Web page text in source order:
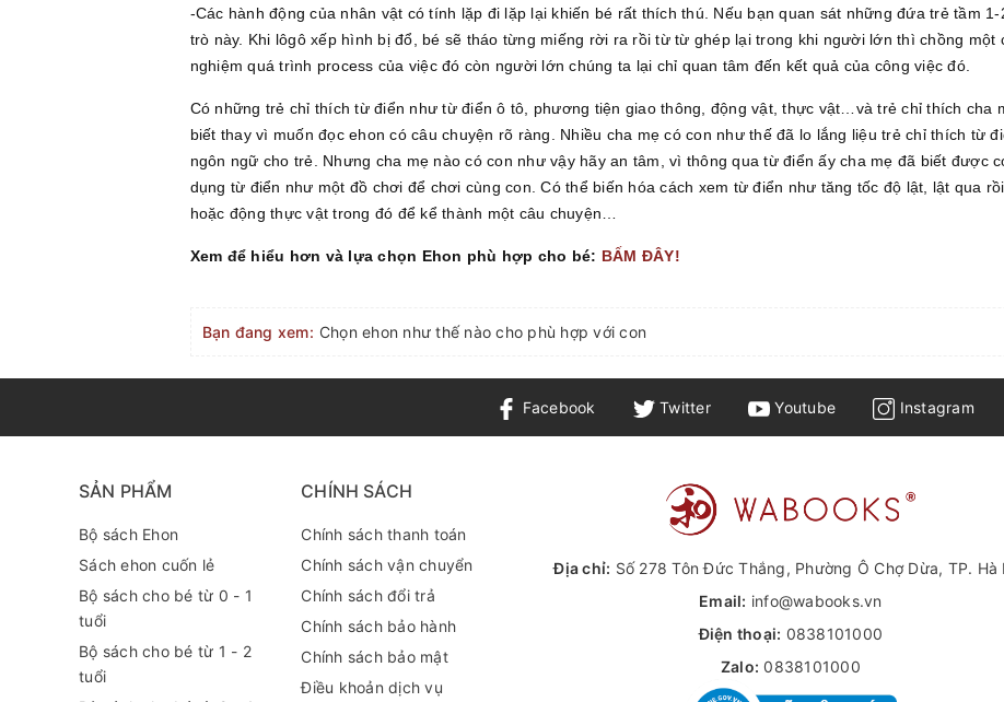
-Các hành động của nhân vật có tính lặp đi lặp lại khiến bé rất thích thú. Nếu bạn quan sát những đứa trẻ tầm
trò này. Khi lôgô xếp hình bị đổ, bé sẽ tháo từng miếng rời ra rồi từ từ ghép lại trong khi người lớn thì chồng một
nghiệm quá trình process của việc đó còn người lớn chúng ta lại chỉ quan tâm đến kết quả của công việc đó.
Có những trẻ chỉ thích từ điển như từ điển ô tô, phương tiện giao thông, động vật, thực vật…và trẻ chỉ thích cha
biết thay vì muốn đọc ehon có câu chuyện rõ ràng. Nhiều cha mẹ có con như thế đã lo lắng liệu trẻ chỉ thích từ
ngôn ngữ cho trẻ. Nhưng cha mẹ nào có con như vậy hãy an tâm, vì thông qua từ điển ấy cha mẹ đã biết được
dụng từ điển như một đồ chơi để chơi cùng con. Có thể biến hóa cách xem từ điển như tăng tốc độ lật, lật qua
hoặc động thực vật trong đó để kể thành một câu chuyện…
Xem để hiểu hơn và lựa chọn Ehon phù hợp cho bé: BẤM ĐÂY!
Bạn đang xem: Chọn ehon như thế nào cho phù hợp với con
Facebook Twitter Youtube Instagram
SẢN PHẨM
Bộ sách Ehon
Sách ehon cuốn lẻ
Bộ sách cho bé từ 0 - 1
tuổi
Bộ sách cho bé từ 1 - 2
tuổi
CHÍNH SÁCH
Chính sách thanh toán
Chính sách vận chuyển
Chính sách đổi trả
Chính sách bảo hành
Chính sách bảo mật
Điều khoản dịch vụ
Địa chỉ: Số 278 Tôn Đức Thắng, Phường Ô Chợ Dừa, TP. Hà
Email: info@wabooks.vn
Điện thoại: 0838101000
Zalo: 0838101000